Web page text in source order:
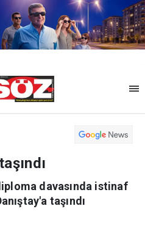
davasında istinaf
taşındı